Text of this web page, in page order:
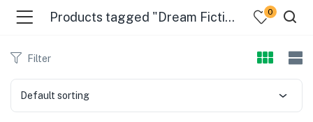
Products tagged "Dream Fiction" 0
Filter
Default sorting